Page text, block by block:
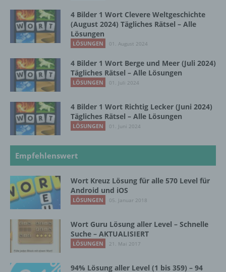
4 Bilder 1 Wort Clevere Weltgeschichte
(August 2024) Tägliches Rätsel – Alle
Lösungen
LÖSUNGEN 01. August 2024
4 Bilder 1 Wort Berge und Meer (Juli 2024)
Tägliches Rätsel – Alle Lösungen
LÖSUNGEN 01. Juli 2024
4 Bilder 1 Wort Richtig Lecker (Juni 2024)
Tägliches Rätsel – Alle Lösungen
LÖSUNGEN 01. Juni 2024
Empfehlenswert
Wort Kreuz Lösung für alle 570 Level für
Android und iOS
LÖSUNGEN 05. Januar 2018
Wort Guru Lösung aller Level – Schnelle
Suche – AKTUALISIERT
LÖSUNGEN 21. Mai 2017
94% Lösung aller Level (1 bis 359) – 94
personenbezogenen Daten entscheidet.
Sind die Zwecke und Mittel dieser
Verarbeitung durch das Unionsrecht oder
das Recht der Mitgliedstaaten vorgegeben,
beziehungsweise können die bestimmten
Kriterien seiner Benennung nach dem
Unionsrecht oder dem Recht der
h) Auftragsverarbeiter
Auftragsverarbeiter ist eine natürliche oder
juristische Person, Behörde, Einrichtung
oder andere Stelle, die personenbezogene
Daten im Auftrag des Verantwortlichen
verarbeitet.
i) Empfänger
Empfänger ist eine natürliche oder juristische
Person, Behörde, Einrichtung oder andere